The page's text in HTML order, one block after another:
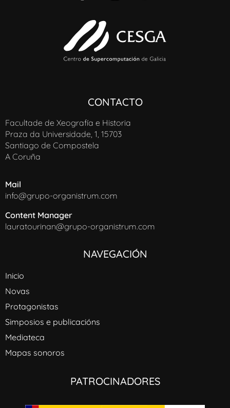
CONTACTO
Facultade de Xeografía e Historia
Praza da Universidade, 1, 15703
Santiago de Compostela
A Coruña
Mail
info@grupo-organistrum.com
Content Manager
lauratourinan@grupo-organistrum.com
NAVEGACIÓN
Inicio
Novas
Protagonistas
Simposios e publicacións
Mediateca
Mapas sonoros
PATROCINADORES